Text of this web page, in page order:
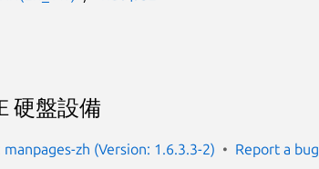
硬盤設備
manpages-zh (Version: 1.6.3.3-2) Report a bug